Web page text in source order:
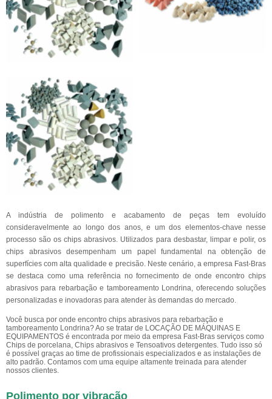
A indústria de polimento e acabamento de peças tem evoluído
consideravelmente ao longo dos anos, e um dos elementos-chave nesse
processo são os chips abrasivos. Utilizados para desbastar, limpar e polir, os
chips abrasivos desempenham um papel fundamental na obtenção de
superfícies com alta qualidade e precisão. Neste cenário, a empresa Fast-Bras
se destaca como uma referência no fornecimento de onde encontro chips
abrasivos para rebarbação e tamboreamento Londrina, oferecendo soluções
personalizadas e inovadoras para atender às demandas do mercado.
Você busca por onde encontro chips abrasivos para rebarbação e
tamboreamento Londrina? Ao se tratar de LOCAÇÃO DE MÁQUINAS E
EQUIPAMENTOS é encontrada por meio da empresa Fast-Bras serviços como
Chips de porcelana, Chips abrasivos e Tensoativos detergentes. Tudo isso só
é possível graças ao time de profissionais especializados e as instalações de
alto padrão. Contamos com uma equipe altamente treinada para atender
nossos clientes.
Polimento por vibração